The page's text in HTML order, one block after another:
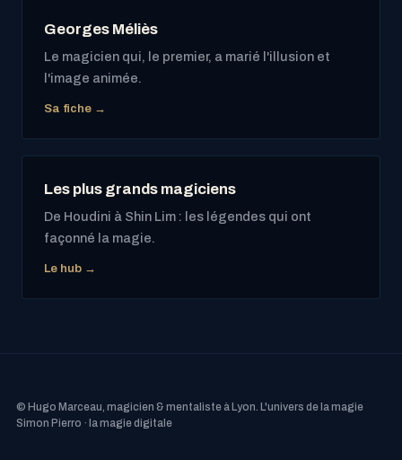
Georges Méliès
Le magicien qui, le premier, a marié l'illusion et
l'image animée.
Sa fiche →
Les plus grands magiciens
De Houdini à Shin Lim : les légendes qui ont
façonné la magie.
Le hub →
© Hugo Marceau, magicien & mentaliste à Lyon. L'univers de la magie
Simon Pierro · la magie digitale